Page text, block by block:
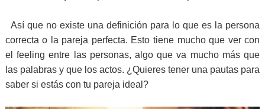
Así que no existe una definición para lo que es la persona
correcta o la pareja perfecta. Esto tiene mucho que ver con
el feeling entre las personas, algo que va mucho más que
las palabras y que los actos. ¿Quieres tener una pautas para
saber si estás con tu pareja ideal?